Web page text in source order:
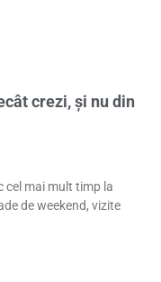
crezi, și nu din
cel mai mult timp la
de weekend, vizite